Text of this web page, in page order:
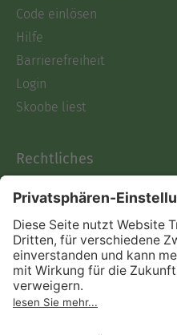
Code einlösen
Hilfe
Barrierefreiheit
Login
Skoobe liest
Rechtliches
AGB
Informationen nach Data
Act
Verträge hier kündigen
Impressum